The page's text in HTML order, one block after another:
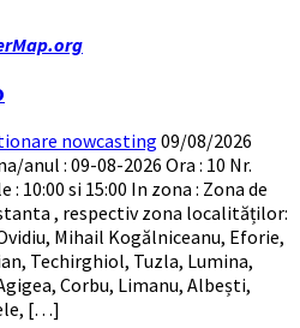
nowcasting 09/08/2026
anul : 09-08-2026 Ora : 10 Nr.
10:00 si 15:00 In zona : Zona de
, respectiv zona localităților:
Mihail Kogălniceanu, Eforie,
Techirghiol, Tuzla, Lumina,
Corbu, Limanu, Albești,
[…]